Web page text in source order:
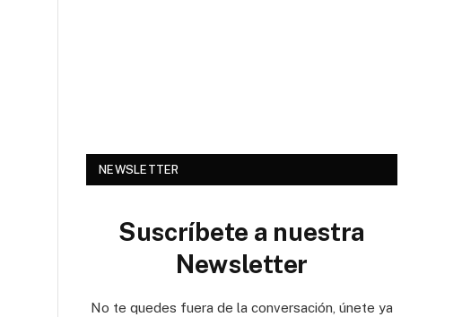
NEWSLETTER
Suscríbete a nuestra
Newsletter
No te quedes fuera de la conversación, únete ya